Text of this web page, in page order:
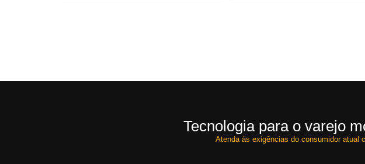
Tecnologia para o varejo
Atenda às exigências do consumidor atual